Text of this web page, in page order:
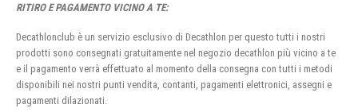
RITIRO E PAGAMENTO VICINO A TE:
Decathlonclub è un servizio esclusivo di Decathlon per questo tutti i nostri
prodotti sono consegnati gratuitamente nel negozio decathlon più vicino a te
e il pagamento verrà effettuato al momento della consegna con tutti i metodi
disponibili nei nostri punti vendita, contanti, pagamenti elettronici, assegni e
pagamenti dilazionati.